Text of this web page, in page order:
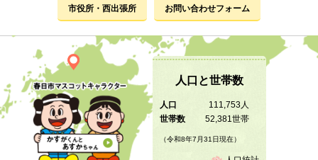
市役所・西出張所 お問い合わせフォーム
人口と世帯数
人口
111,753人
世帯数
52,381世帯
（令和8年7月31日現在）